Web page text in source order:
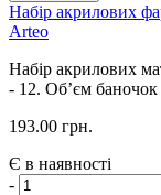
Набір акрилових
Arteo
Набір акрилових
- 12. Об’єм
193.00 грн.
Є в наявності
-